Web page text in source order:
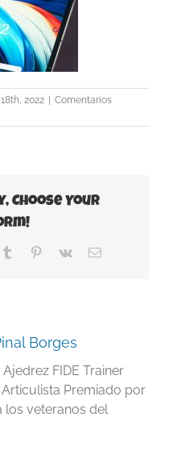
2022 | Comentarios
Choose Your
Tumblr Pinterest
Vk
Correo
Borges
FIDE Trainer
Premiado por
los veteranos del